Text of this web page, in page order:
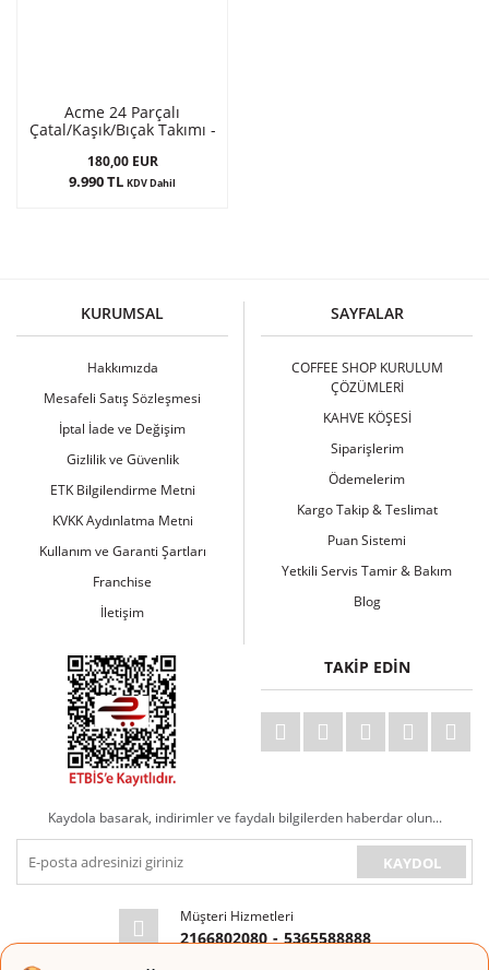
Acme 24 Parçalı
Çatal/Kaşık/Bıçak Takımı -
180,00 EUR
9.990 TL KDV Dahil
KURUMSAL
Hakkımızda
Mesafeli Satış Sözleşmesi
İptal İade ve Değişim
Gizlilik ve Güvenlik
ETK Bilgilendirme Metni
KVKK Aydınlatma Metni
Kullanım ve Garanti Şartları
Franchise
İletişim
SAYFALAR
COFFEE SHOP KURULUM
ÇÖZÜMLERİ
KAHVE KÖŞESİ
Siparişlerim
Ödemelerim
Kargo Takip & Teslimat
Puan Sistemi
Yetkili Servis Tamir & Bakım
Blog
TAKİP EDİN
Kaydola basarak, indirimler ve faydalı bilgilerden haberdar olun...
KAYDOL
Müşteri Hizmetleri
2166802080 - 5365588888